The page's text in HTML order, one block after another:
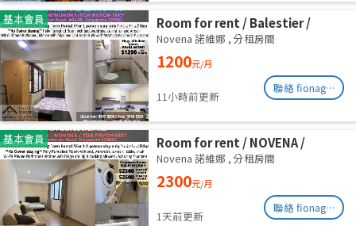
基本會員
Room for rent / Balestier /
Common room / 1pax stay /
Available Immediately
Novena 諾維娜 , 分租房間
1200元/月
11小時前更新
聯絡 fionag@transinex.com.sg
基本會員
Room for rent / NOVENA /
Master room / 2,3 pax stay /
Available Immediately
Novena 諾維娜 , 分租房間
2300元/月
1天前更新
聯絡 fionag@transinex.com.sg